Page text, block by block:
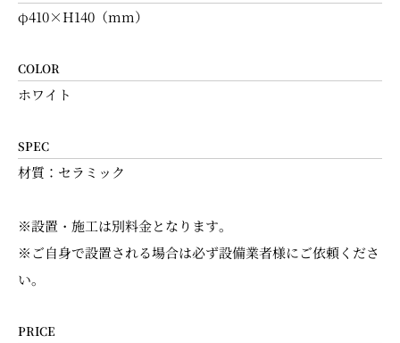
φ410×H140（mm）
COLOR
ホワイト
SPEC
材質：セラミック
※設置・施工は別料金となります。
※ご自身で設置される場合は必ず設備業者様にご依頼くださ
い。
PRICE